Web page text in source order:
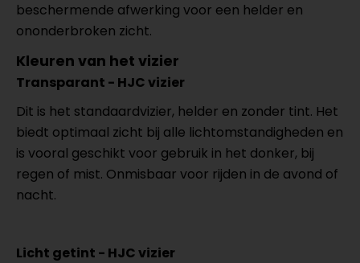
beschermende afwerking voor een helder en
ononderbroken zicht.
Kleuren van het vizier
Transparant - HJC vizier
Dit is het standaardvizier, helder en zonder tint. Het
biedt optimaal zicht bij alle lichtomstandigheden en
is vooral geschikt voor gebruik in het donker, bij
regen of mist. Onmisbaar voor rijden in de avond of
nacht.
Licht getint - HJC vizier